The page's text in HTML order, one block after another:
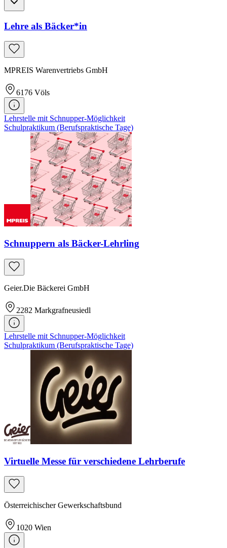
Lehre als Bäcker*in
MPREIS Warenvertriebs GmbH
6176 Völs
Lehrstelle mit Schnupper-Möglichkeit
Schulpraktikum (Berufspraktische Tage)
Schnuppern als Bäcker-Lehrling
Geier.Die Bäckerei GmbH
2282 Markgrafneusiedl
Lehrstelle mit Schnupper-Möglichkeit
Schulpraktikum (Berufspraktische Tage)
Virtuelle Messe für verschiedene Lehrberufe
Österreichischer Gewerkschaftsbund
1020 Wien